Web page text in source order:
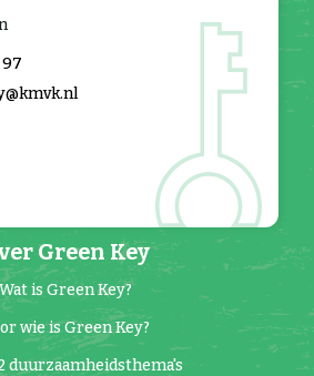
Green Key
Wat is Green Key?
wie is Green Key?
duurzaamheidsthema's